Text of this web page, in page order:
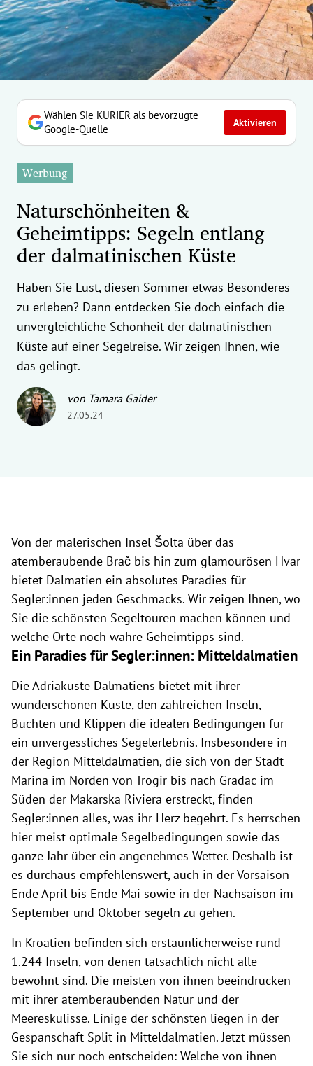
Untermenü
Untermenü
Untermenü
Untermenü
Untermenü
Untermenü
Untermenü
Untermenü
Untermenü
Wählen Sie KURIER als bevorzugte
Google-Quelle
Aktivieren
Werbung
Naturschönheiten &
Geheimtipps: Segeln entlang
der dalmatinischen Küste
Haben Sie Lust, diesen Sommer etwas Besonderes
zu erleben? Dann entdecken Sie doch einfach die
unvergleichliche Schönheit der dalmatinischen
Küste auf einer Segelreise. Wir zeigen Ihnen, wie
das gelingt.
von Tamara Gaider
27.05.24
Von der malerischen Insel Šolta über das
atemberaubende Brač bis hin zum glamourösen Hvar
bietet Dalmatien ein absolutes Paradies für
Segler:innen jeden Geschmacks. Wir zeigen Ihnen, wo
Sie die schönsten Segeltouren machen können und
welche Orte noch wahre Geheimtipps sind.
Ein Paradies für Segler:innen: Mitteldalmatien
Die Adriaküste Dalmatiens bietet mit ihrer
wunderschönen Küste, den zahlreichen Inseln,
Buchten und Klippen die idealen Bedingungen für
ein unvergessliches Segelerlebnis. Insbesondere in
der Region Mitteldalmatien, die sich von der Stadt
Marina im Norden von Trogir bis nach Gradac im
Süden der Makarska Riviera erstreckt, finden
Segler:innen alles, was ihr Herz begehrt. Es herrschen
hier meist optimale Segelbedingungen sowie das
ganze Jahr über ein angenehmes Wetter. Deshalb ist
es durchaus empfehlenswert, auch in der Vorsaison
Ende April bis Ende Mai sowie in der Nachsaison im
September und Oktober segeln zu gehen.
In Kroatien befinden sich erstaunlicherweise rund
1.244 Inseln, von denen tatsächlich nicht alle
bewohnt sind. Die meisten von ihnen beeindrucken
mit ihrer atemberaubenden Natur und der
Meereskulisse. Einige der schönsten liegen in der
Gespanschaft Split in Mitteldalmatien. Jetzt müssen
Sie sich nur noch entscheiden: Welche von ihnen